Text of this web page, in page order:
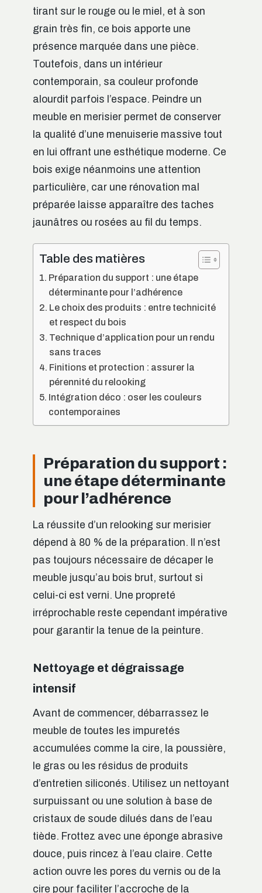
tirant sur le rouge ou le miel, et à son
grain très fin, ce bois apporte une
présence marquée dans une pièce.
Toutefois, dans un intérieur
contemporain, sa couleur profonde
alourdit parfois l’espace. Peindre un
meuble en merisier permet de conserver
la qualité d’une menuiserie massive tout
en lui offrant une esthétique moderne. Ce
bois exige néanmoins une attention
particulière, car une rénovation mal
préparée laisse apparaître des taches
jaunâtres ou rosées au fil du temps.
Table des matières
Préparation du support : une étape
déterminante pour l’adhérence
Le choix des produits : entre technicité
et respect du bois
Technique d’application pour un rendu
sans traces
Finitions et protection : assurer la
pérennité du relooking
Intégration déco : oser les couleurs
contemporaines
Préparation du support :
une étape déterminante
pour l’adhérence
La réussite d’un relooking sur merisier
dépend à 80 % de la préparation. Il n’est
pas toujours nécessaire de décaper le
meuble jusqu’au bois brut, surtout si
celui-ci est verni. Une propreté
irréprochable reste cependant impérative
pour garantir la tenue de la peinture.
Nettoyage et dégraissage
intensif
Avant de commencer, débarrassez le
meuble de toutes les impuretés
accumulées comme la cire, la poussière,
le gras ou les résidus de produits
d’entretien siliconés. Utilisez un nettoyant
surpuissant ou une solution à base de
cristaux de soude dilués dans de l’eau
tiède. Frottez avec une éponge abrasive
douce, puis rincez à l’eau claire. Cette
action ouvre les pores du vernis ou de la
cire pour faciliter l’accroche de la